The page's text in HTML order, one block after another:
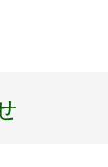
経営理念